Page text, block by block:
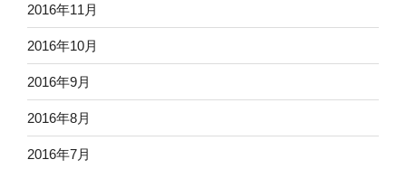
2016年11月
2016年10月
2016年9月
2016年8月
2016年7月